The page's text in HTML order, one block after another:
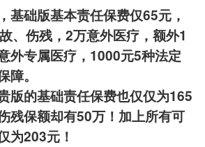
基础版基本责任保费仅65元，
、伤残，2万意外医疗，额外1
外专属医疗，1000元5种法定
障。
版的基础责任保费也仅仅为165
残保额却有50万！加上所有可
为203元！